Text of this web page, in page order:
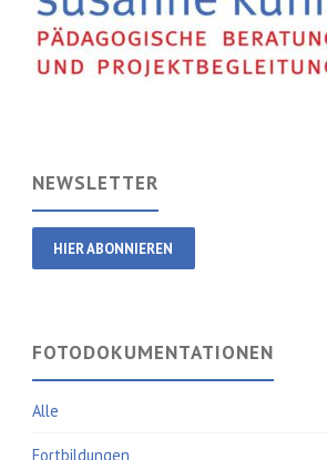
NEWSLETTER
HIER ABONNIEREN
FOTODOKUMENTATIONEN
Alle
Fortbildungen